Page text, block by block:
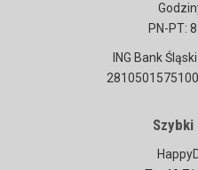
PN-PT:
ING Bank